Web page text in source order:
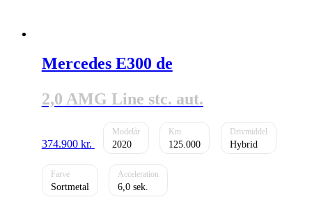
Mercedes E300 de
2,0 AMG Line stc. aut.
374.900 kr. 2020 125.000 Hybrid
Sortmetal 6,0